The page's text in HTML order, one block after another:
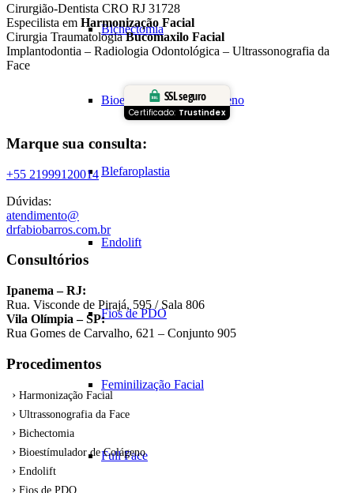
Bichectomia
Bioestimulação de Colágeno
Blefaroplastia
Endolift
Fios de PDO
Feminilização Facial
Full Face
Cirurgião-Dentista CRO RJ 31728
Especilista em Harmonização Facial
Cirurgia TraumatologiaBucomaxilo Facial
Implantodontia – Radiologia Odontológica – Ultrassonografia da
Face
SSL seguro
Certificado: Trustindex
Marque sua consulta:
+55 21999120014
Dúvidas:
atendimento@
drfabiobarros.com.br
Consultórios
Ipanema – RJ:
Rua. Visconde de Pirajá, 595 / Sala 806
Vila Olímpia – SP:
Rua Gomes de Carvalho, 621 – Conjunto 905
Procedimentos
Harmonização Facial
Ultrassonografia da Face
Bichectomia
Bioestímulador de Colágeno
Endolift
Fios de PDO